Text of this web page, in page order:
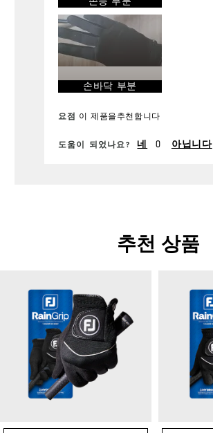
내구성
가능
손바닥 부분
요점 이 제품을추천합니다
도움이 되었나요? 네 0 아닙니다
추천 상품